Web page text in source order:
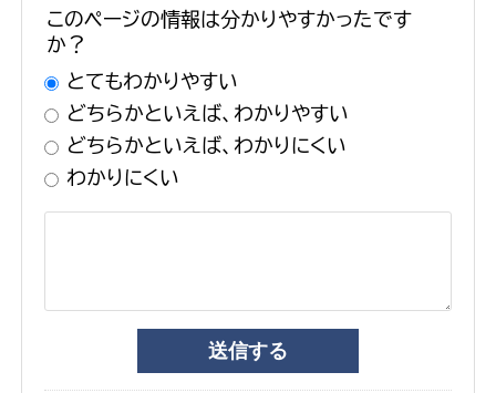
このページの情報は分かりやすかったです
か？
とてもわかりやすい
どちらかといえば、わかりやすい
どちらかといえば、わかりにくい
わかりにくい